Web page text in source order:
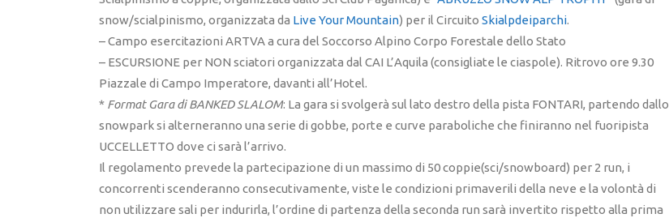
snow/scialpinismo, organizzata da Live Your Mountain) per il Circuito Skialpdeiparchi.
– Campo esercitazioni ARTVA a cura del Soccorso Alpino Corpo Forestale dello Stato
– ESCURSIONE per NON sciatori organizzata dal CAI L’Aquila (consigliate le ciaspole). Ritrovo ore 9.30
Piazzale di Campo Imperatore, davanti all’Hotel.
* Format Gara di BANKED SLALOM: La gara si svolgerà sul lato destro della pista FONTARI, partendo dallo
snowpark si alterneranno una serie di gobbe, porte e curve paraboliche che finiranno nel fuoripista
UCCELLETTO dove ci sarà l’arrivo.
Il regolamento prevede la partecipazione di un massimo di 50 coppie(sci/snowboard) per 2 run, i
concorrenti scenderanno consecutivamente, viste le condizioni primaverili della neve e la volontà di
non utilizzare sali per indurirla, l’ordine di partenza della seconda run sarà invertito rispetto alla prima